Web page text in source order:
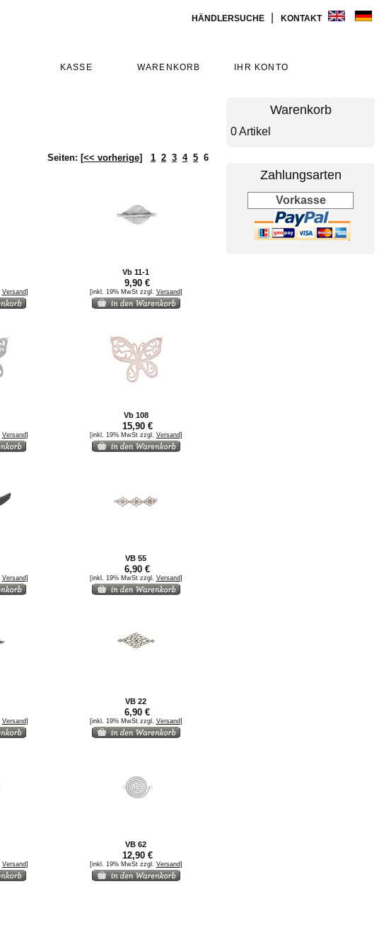
HÄNDLERSUCHE
KONTAKT
IHR KONTO
WARENKORB
KASSE
Seiten: [<< vorherige] 1 2 3 4 5 6
Vb 11-1
Versand]
9,90 €
[inkl. 19% MwSt zzgl. Versand]
Vb 108
Versand]
15,90 €
[inkl. 19% MwSt zzgl. Versand]
VB 55
Versand]
6,90 €
[inkl. 19% MwSt zzgl. Versand]
VB 22
Versand]
6,90 €
[inkl. 19% MwSt zzgl. Versand]
VB 62
Versand]
12,90 €
[inkl. 19% MwSt zzgl. Versand]
Warenkorb
0 Artikel
Zahlungsarten
Vorkasse